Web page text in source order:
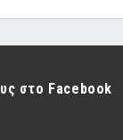
στο Facebook